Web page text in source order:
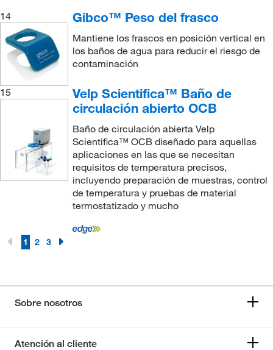
14
Gibco™ Peso del frasco
Mantiene los frascos en posición vertical en
los baños de agua para reducir el riesgo de
contaminación
15
Velp Scientifica™ Baño de
circulación abierto OCB
Baño de circulación abierta Velp
Scientifica™ OCB diseñado para aquellas
aplicaciones en las que se necesitan
requisitos de temperatura precisos,
incluyendo preparación de muestras, control
de temperatura y pruebas de material
termostatizado y mucho
1 2 3
Sobre nosotros
Atención al cliente